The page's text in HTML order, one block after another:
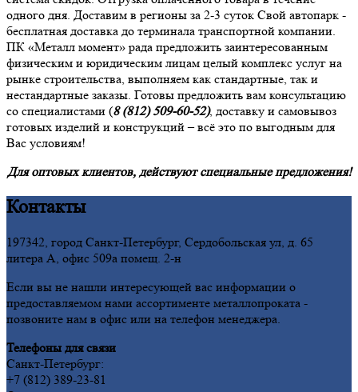
одного дня. Доставим в регионы за 2-3 суток Свой автопарк -
бесплатная доставка до терминала транспортной компании.
ПК «Металл момент» рада предложить заинтересованным
физическим и юридическим лицам целый комплекс услуг на
рынке строительства, выполняем как стандартные, так и
нестандартные заказы. Готовы предложить вам консультацию
со специалистами (8 (812) 509-60-52), доставку и самовывоз
готовых изделий и конструкций – всё это по выгодным для
Вас условиям!
Для оптовых клиентов, действуют специальные предложения!
Контакты
197342, город Санкт-Петербург, Сердобольская ул, д. 65
литера А, офис 509а помещ. 2-н
Если вы не нашли интересующей вас информации о
предоставляемом нами ассортименте металлопроката -
позвоните нам в офис или на телефон менеджера.
Телефоны для связи
Санкт-Петербург:
+7 (812) 389-23-81